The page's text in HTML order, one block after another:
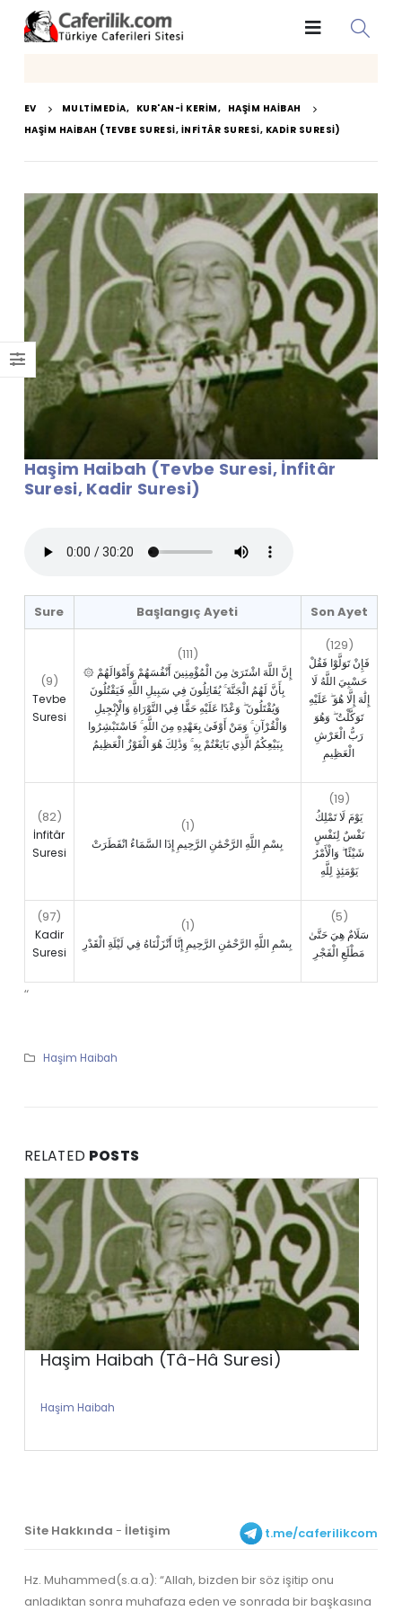
EV MULTIMEDIA, KUR'AN-I KERIM, HAŞIM HAIBAH
HAŞIM HAIBAH (TEVBE SURESI, İNFITÂR SURESI, KADIR SURESI)
Haşim Haibah (Tevbe Suresi, İnfitâr
Suresi, Kadir Suresi)
Sure Başlangıç Ayeti Son Ayet
(9)
Tevbe
Suresi
(111)
۞ إِنَّ اللَّهَ اشْتَرَىٰ مِنَ الْمُؤْمِنِينَ أَنْفُسَهُمْ وَأَمْوَالَهُمْ
بِأَنَّ لَهُمُ الْجَنَّةَ ۚ يُقَاتِلُونَ فِي سَبِيلِ اللَّهِ فَيَقْتُلُونَ
وَيُقْتَلُونَ ۖ وَعْدًا عَلَيْهِ حَقًّا فِي التَّوْرَاةِ وَالْإِنْجِيلِ
وَالْقُرْآنِ ۚ وَمَنْ أَوْفَىٰ بِعَهْدِهِ مِنَ اللَّهِ ۚ فَاسْتَبْشِرُوا
بِبَيْعِكُمُ الَّذِي بَايَعْتُمْ بِهِ ۚ وَذَٰلِكَ هُوَ الْفَوْزُ الْعَظِيمُ
(129)
فَإِنْ تَوَلَّوْا فَقُلْ
حَسْبِيَ اللَّهُ لَا
إِلَٰهَ إِلَّا هُوَ ۖ عَلَيْهِ
تَوَكَّلْتُ ۖ وَهُوَ
رَبُّ الْعَرْشِ
الْعَظِيمِ
(82)
İnfitâr
Suresi
(1)
بِسْمِ اللَّهِ الرَّحْمَٰنِ الرَّحِيمِ إِذَا السَّمَاءُ انْفَطَرَتْ
(19)
يَوْمَ لَا تَمْلِكُ
نَفْسٌ لِنَفْسٍ
شَيْئًا ۖ وَالْأَمْرُ
يَوْمَئِذٍ لِلَّهِ
(97)
Kadir
Suresi
(1)
بِسْمِ اللَّهِ الرَّحْمَٰنِ الرَّحِيمِ إِنَّا أَنْزَلْنَاهُ فِي لَيْلَةِ الْقَدْرِ
(5)
سَلَامٌ هِيَ حَتَّىٰ
مَطْلَعِ الْفَجْرِ
“
Haşim Haibah
RELATED POSTS
Haşim Haibah (Tâ-Hâ Suresi)
Haşim Haibah
Site Hakkında - İletişim t.me/caferilikcom
Hz. Muhammed(s.a.a): “Allah, bizden bir söz işitip onu
anladıktan sonra muhafaza eden ve sonrada bir başkasına